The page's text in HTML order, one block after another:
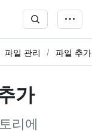
파일 관리 파일 추가
가
리에